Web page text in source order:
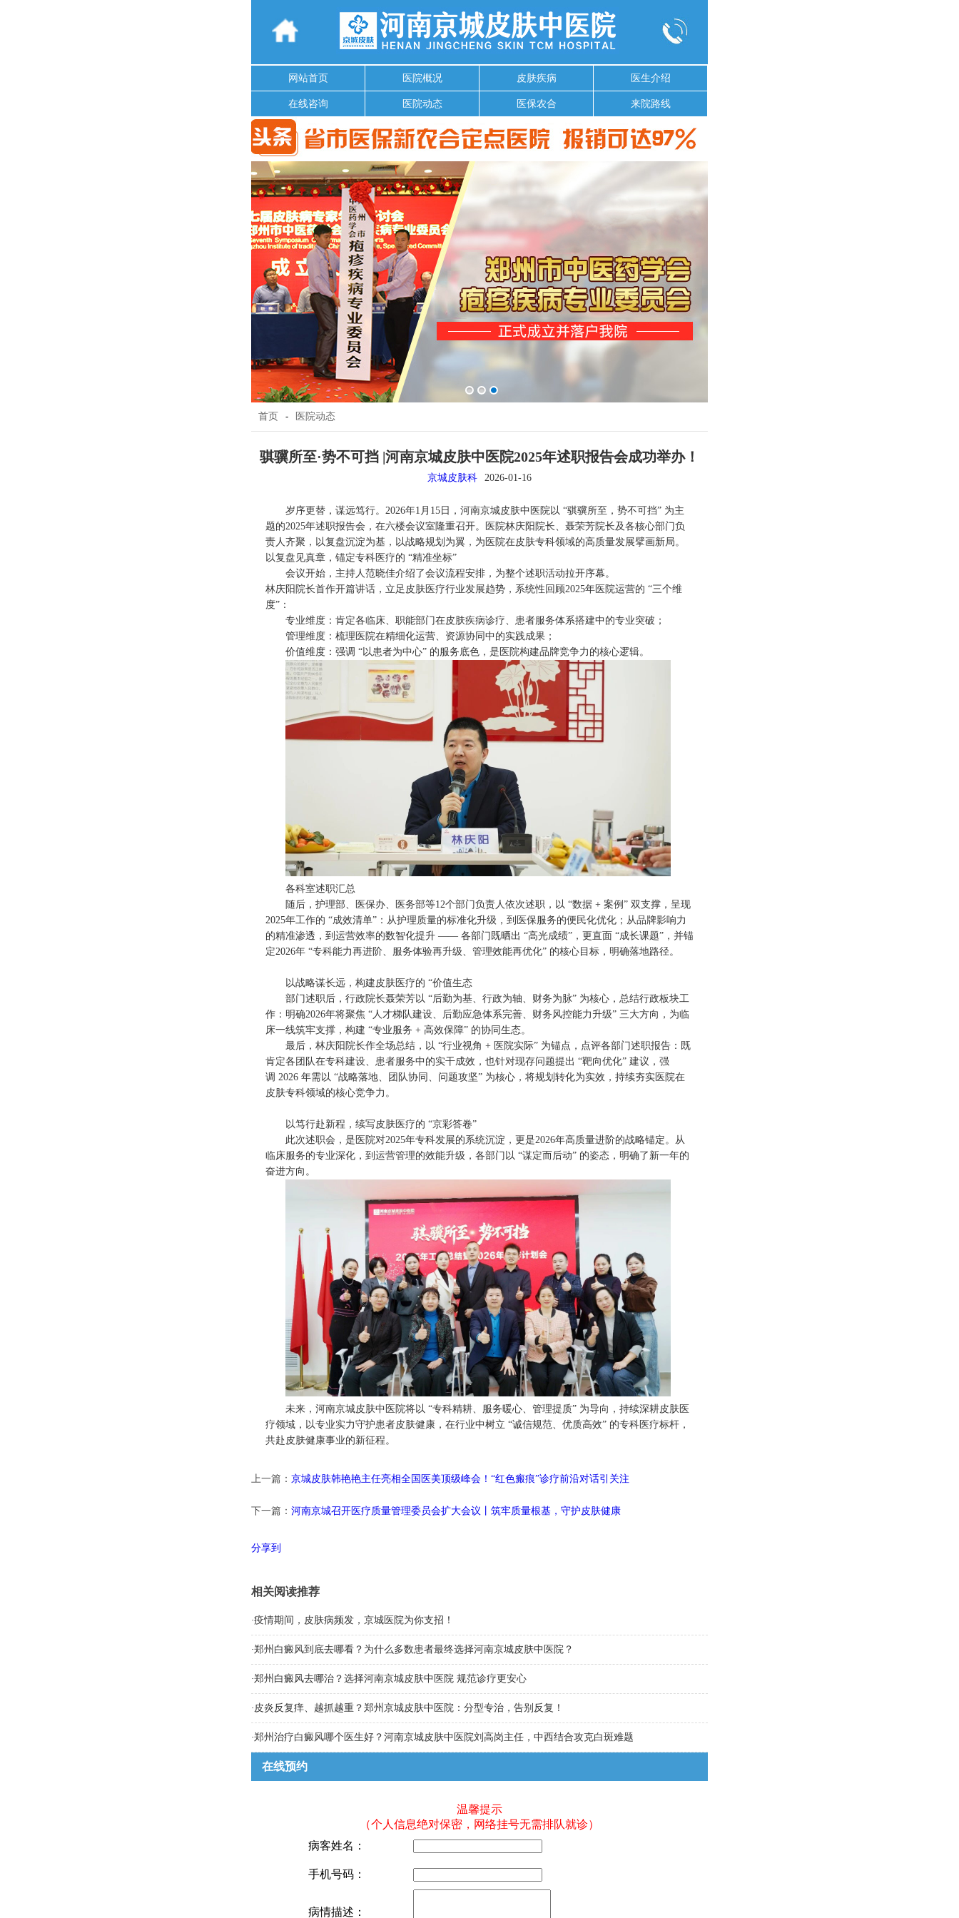
网站首页 医院概况 皮肤疾病 医生介绍
在线咨询 医院动态 医保农合 来院路线
首页 - 医院动态
骐骥所至·势不可挡 |河南京城皮肤中医院2025年述职报告会成功举办！
京城皮肤科 2026-01-16
岁序更替，谋远笃行。2026年1月15日，河南京城皮肤中医院以 “骐骥所至，势不可挡” 为主
题的2025年述职报告会，在六楼会议室隆重召开。医院林庆阳院长、聂荣芳院长及各核心部门负
责人齐聚，以复盘沉淀为基，以战略规划为翼，为医院在皮肤专科领域的高质量发展擘画新局。
以复盘见真章，锚定专科医疗的 “精准坐标”
会议开始，主持人范晓佳介绍了会议流程安排，为整个述职活动拉开序幕。
林庆阳院长首作开篇讲话，立足皮肤医疗行业发展趋势，系统性回顾2025年医院运营的 “三个维
度”：
专业维度：肯定各临床、职能部门在皮肤疾病诊疗、患者服务体系搭建中的专业突破；
管理维度：梳理医院在精细化运营、资源协同中的实践成果；
价值维度：强调 “以患者为中心” 的服务底色，是医院构建品牌竞争力的核心逻辑。
各科室述职汇总
随后，护理部、医保办、医务部等12个部门负责人依次述职，以 “数据 + 案例” 双支撑，呈现
2025年工作的 “成效清单”：从护理质量的标准化升级，到医保服务的便民化优化；从品牌影响力
的精准渗透，到运营效率的数智化提升 —— 各部门既晒出 “高光成绩”，更直面 “成长课题”，并锚
定2026年 “专科能力再进阶、服务体验再升级、管理效能再优化” 的核心目标，明确落地路径。
以战略谋长远，构建皮肤医疗的 “价值生态
部门述职后，行政院长聂荣芳以 “后勤为基、行政为轴、财务为脉” 为核心，总结行政板块工
作：明确2026年将聚焦 “人才梯队建设、后勤应急体系完善、财务风控能力升级” 三大方向，为临
床一线筑牢支撑，构建 “专业服务 + 高效保障” 的协同生态。
最后，林庆阳院长作全场总结，以 “行业视角 + 医院实际” 为锚点，点评各部门述职报告：既
肯定各团队在专科建设、患者服务中的实干成效，也针对现存问题提出 “靶向优化” 建议，强
调 2026 年需以 “战略落地、团队协同、问题攻坚” 为核心，将规划转化为实效，持续夯实医院在
皮肤专科领域的核心竞争力。
以笃行赴新程，续写皮肤医疗的 “京彩答卷”
此次述职会，是医院对2025年专科发展的系统沉淀，更是2026年高质量进阶的战略锚定。从
临床服务的专业深化，到运营管理的效能升级，各部门以 “谋定而后动” 的姿态，明确了新一年的
奋进方向。
未来，河南京城皮肤中医院将以 “专科精耕、服务暖心、管理提质” 为导向，持续深耕皮肤医
疗领域，以专业实力守护患者皮肤健康，在行业中树立 “诚信规范、优质高效” 的专科医疗标杆，
共赴皮肤健康事业的新征程。
上一篇： 京城皮肤韩艳艳主任亮相全国医美顶级峰会！“红色瘢痕”诊疗前沿对话引关注
下一篇： 河南京城召开医疗质量管理委员会扩大会议丨筑牢质量根基，守护皮肤健康
分享到
相关阅读推荐
·疫情期间，皮肤病频发，京城医院为你支招！
·郑州白癜风到底去哪看？为什么多数患者最终选择河南京城皮肤中医院？
·郑州白癜风去哪治？选择河南京城皮肤中医院 规范诊疗更安心
· 皮炎反复痒、越抓越重？郑州京城皮肤中医院：分型专治，告别反复！
·郑州治疗白癜风哪个医生好？河南京城皮肤中医院刘高岗主任，中西结合攻克白斑难题
在线预约
温馨提示
（个人信息绝对保密，网络挂号无需排队就诊）
病客姓名：
手机号码：
病情描述：